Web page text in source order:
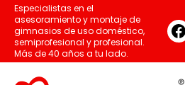
Especialistas en el
asesoramiento y montaje de
gimnasios de uso doméstico,
semiprofesional y profesional.
Más de 40 años a tu lado.